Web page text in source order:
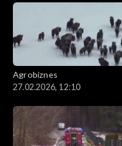
Agrobiznes
27.02.2026, 12:10